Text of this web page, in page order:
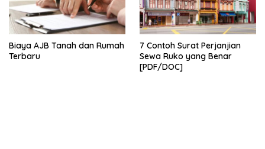
Biaya AJB Tanah dan Rumah
Terbaru
7 Contoh Surat Perjanjian
Sewa Ruko yang Benar
[PDF/DOC]